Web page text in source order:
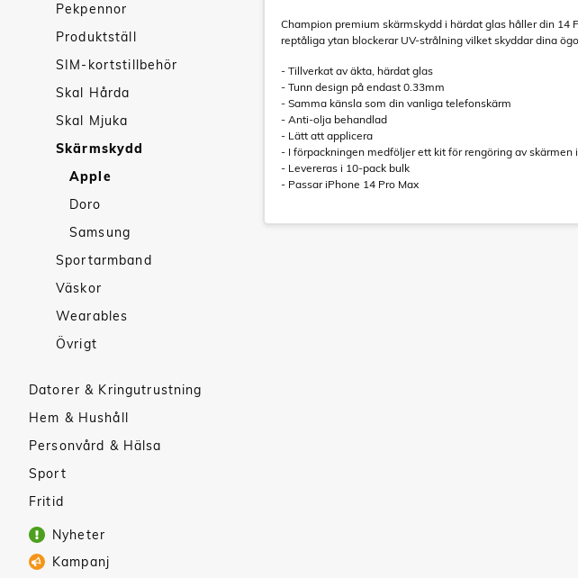
Pekpennor
Produktställ
SIM-kortstillbehör
Skal Hårda
Skal Mjuka
Skärmskydd
Apple
Doro
Samsung
Sportarmband
Väskor
Wearables
Övrigt
Datorer & Kringutrustning
Hem & Hushåll
Personvård & Hälsa
Sport
Fritid
Nyheter
Kampanj
Champion premium skärmskydd i härdat glas håller din
reptåliga ytan blockerar UV-strålning vilket skyddar dina
- Tillverkat av äkta, härdat glas
- Tunn design på endast 0.33mm
- Samma känsla som din vanliga telefonskärm
- Anti-olja behandlad
- Lätt att applicera
- I förpackningen medföljer ett kit för rengöring av skärmen
- Levereras i 10-pack bulk
- Passar iPhone 14 Pro Max